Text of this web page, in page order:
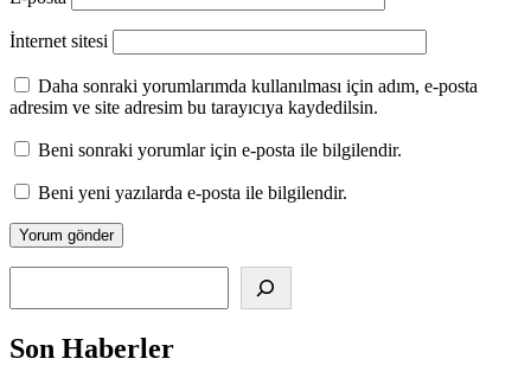
İnternet sitesi
Daha sonraki yorumlarımda kullanılması için adım, e-posta
adresim ve site adresim bu tarayıcıya kaydedilsin.
Beni sonraki yorumlar için e-posta ile bilgilendir.
Beni yeni yazılarda e-posta ile bilgilendir.
Son Haberler